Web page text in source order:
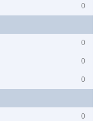
0
0
0
0
0